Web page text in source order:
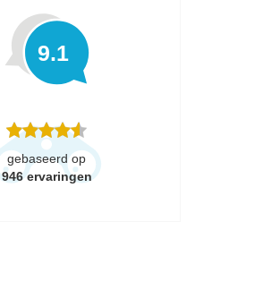
9.1
gebaseerd op
946 ervaringen